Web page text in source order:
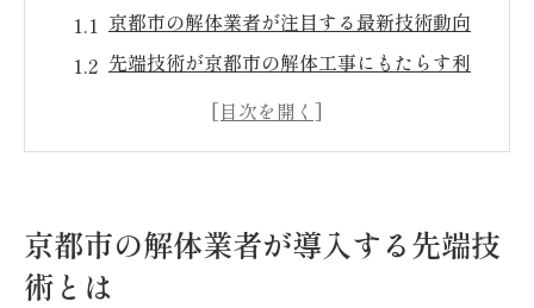
京都市の解体業者が注目する最新技術動向
先端技術が京都市の解体工事にもたらす利
環境対応に強い京都市の解体業者の技術選
定
京都市の解体業者が導入する先端技
術とは